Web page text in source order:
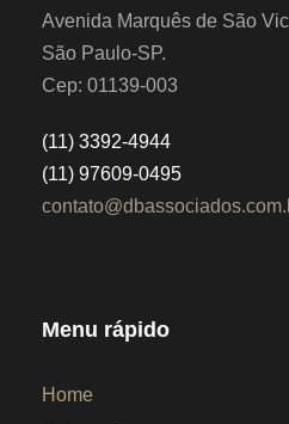
Avenida Marquês de São
São Paulo-SP.
Cep: 01139-003
(11) 3392-4944
(11) 97609-0495
Menu rápido
Home